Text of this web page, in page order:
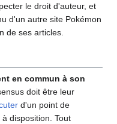
le droit d'auteur, et
d'un autre site Pokémon
de ses articles.
en commun à son
doit être leur
d'un point de
disposition. Tout